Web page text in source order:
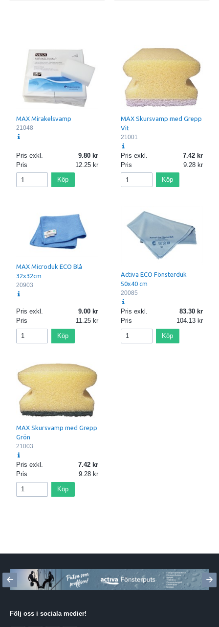
MAX Mirakelsvamp
21048
Pris exkl.
9.80
Pris
12.25
Köp
MAX Skursvamp med Grepp
Vit
21001
Pris exkl.
7.42
Pris
9.28
Köp
MAX Microduk ECO Blå
32x32cm
20903
Pris exkl.
9.00
Pris
11.25
Köp
Activa ECO Fönsterduk
50x40 cm
20085
Pris exkl.
83.30
Pris
104.13
Köp
MAX Skursvamp med Grepp
Grön
21003
Pris exkl.
7.42
Pris
9.28
Köp
Följ oss i sociala medier!